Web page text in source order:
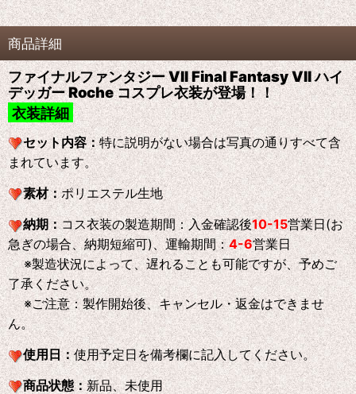
商品詳細
ファイナルファンタジー VII Final Fantasy VII ハイ
デッガー Roche コスプレ衣装が登場！！
衣装詳細
セット内容：特に説明がない場合は写真の通りすべて含
まれています。
素材：ポリエステル生地
納期：コス衣装の製造期間：入金確認後10-15営業日(お
急ぎの場合、納期短縮可)、運輸期間：4-6営業日
※製造状況によって、遅れることも可能ですが、予めご
了承ください。
※ご注意：製作開始後、キャンセル・返金はできませ
ん。
使用日： 使用予定日を備考欄に記入してください。
商品状態：新品、未使用